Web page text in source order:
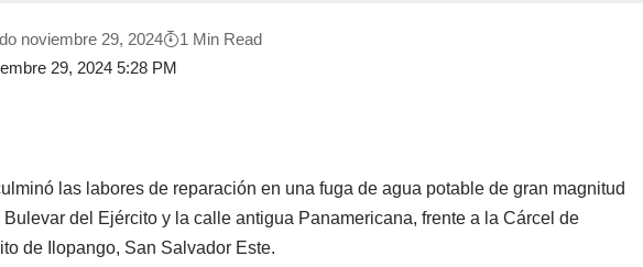
29, 2024 5:28 PM
noviembre 29, 2024 1 Min Read
las labores de reparación en una fuga de agua potable de gran magnitud
Bulevar del Ejército y la calle antigua Panamericana, frente a la Cárcel de
de Ilopango, San Salvador Este.